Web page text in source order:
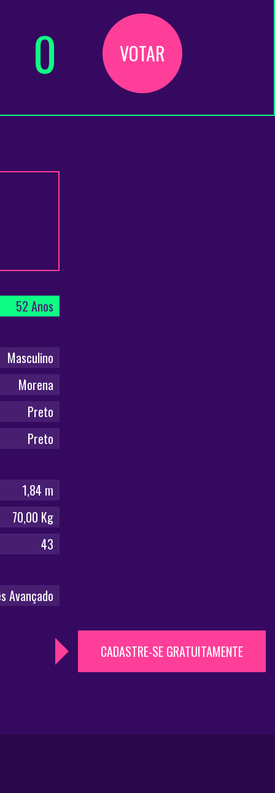
0 VOTAR
52 Anos
Masculino
Morena
Preto
Preto
1,84 m
70,00 Kg
43
Avançado
CADASTRE-SE GRATUITAMENTE